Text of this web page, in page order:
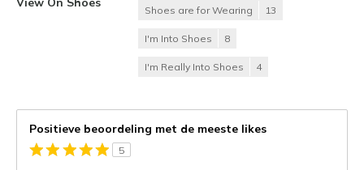
Shoes are for Wearing 13
I'm Into Shoes 8
I'm Really Into Shoes 4
Positieve beoordeling met de meeste likes
5